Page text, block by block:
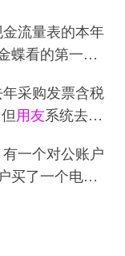
流量表的本年
蝶看的第一季
税务局的财务
动加上了左侧
金蝶报表上的
手动修改税局
金蝶一致12673
采购发票含税
用友系统去年
税 做了进货凭
有一个对公账户
买了一个电控